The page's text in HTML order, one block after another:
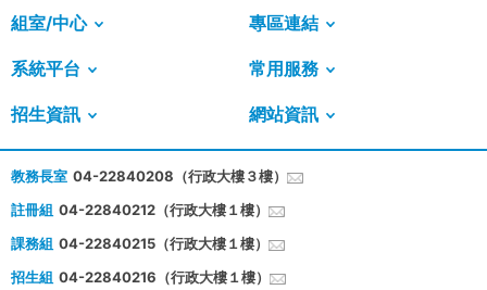
組室/中心 專區連結
系統平台 常用服務
招生資訊 網站資訊
教務長室 04-22840208（行政大樓３樓）
註冊組 04-22840212（行政大樓１樓）
課務組 04-22840215（行政大樓１樓）
招生組 04-22840216（行政大樓１樓）